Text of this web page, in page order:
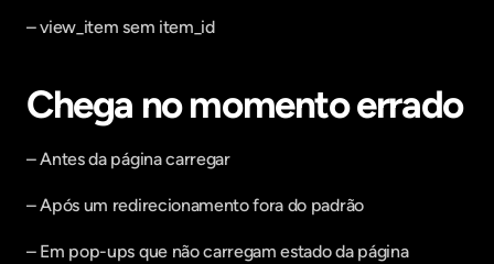
– view_item sem item_id
Chega no momento errado
– Antes da página carregar
– Após um redirecionamento fora do padrão
– Em pop-ups que não carregam estado da página